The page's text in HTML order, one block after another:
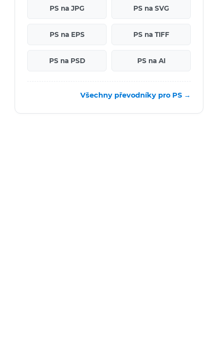
PS na JPG PS na SVG
PS na EPS PS na TIFF
PS na PSD PS na AI
Všechny převodníky pro PS →